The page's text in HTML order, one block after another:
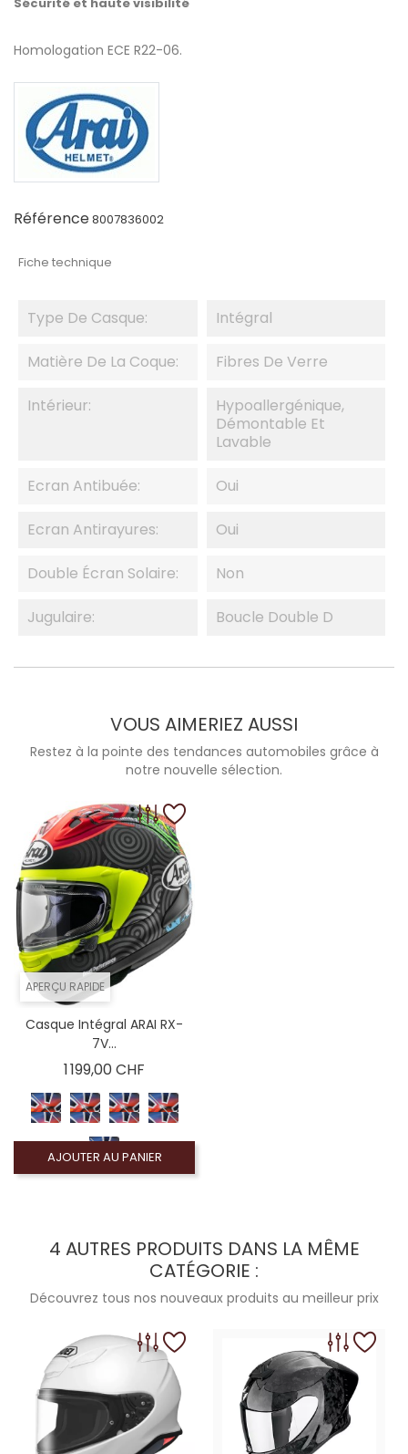
Homologation ECE R22-06.
Référence8007836002
Fiche technique
Type De Casque: Intégral
Matière De La Coque: Fibres De Verre
Intérieur:
Hypoallergénique,
Démontable Et
Lavable
Ecran Antibuée: Oui
Ecran Antirayures: Oui
Double Écran Solaire: Non
Jugulaire: Boucle Double D
VOUS AIMERIEZ AUSSI
Restez à la pointe des tendances automobiles grâce à
notre nouvelle sélection.
APERÇU RAPIDE
Casque Intégral ARAI RX-
7V...
1 199,00 CHF
AJOUTER AU PANIER
4 AUTRES PRODUITS DANS LA MÊME
CATÉGORIE :
Découvrez tous nos nouveaux produits au meilleur prix